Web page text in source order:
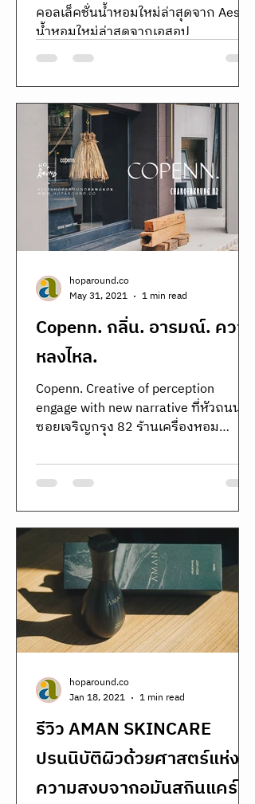
คอลเล็คชั่นน้ำหอมใหม่ล่าสุดจาก Aesop
น้ำหอมใหม่ล่าสุดจากเอสอป
Copenn. กลิ่น. อารมณ์. ความ
หลงไหล.
Copenn. Creative of perception
engage with new narrative ที่หัวถนน
ซอยเจริญกรุง 82 ร้านเครื่องหอม
เครื่องหอม Copenn รีวิว Copenn เครื่อง
หอมแบรนด์ไทย fragrance ไทย luxury
Copenn fragrance review Thai
fragrance brand Copenn luxury room
scent Thailand Copenn home
fragrance niche fragrance Thai brand
รีวิว Copenn แบรนด์เครื่องหอมไทย
ระดับพรีเมียม กลิ่นหรู ดีไซน์สวย เหมาะ
กับสายแต่งบ้านและ lifestyle luxury
Discover Copenn,
hoparound.co
May 31, 2021
1 min read
รีวิว AMAN SKINCARE
ปรนนิบัติผิวด้วยศาสตร์แห่ง
ความสงบจากอมันสกินแคร์
hoparound.co
Jan 18, 2021
1 min read